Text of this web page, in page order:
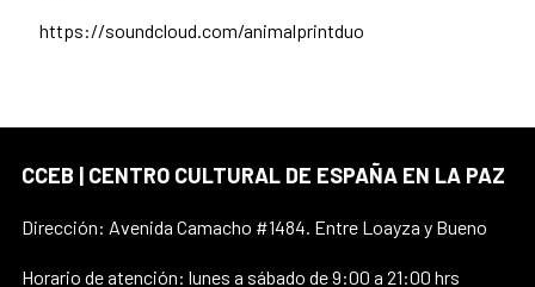
https://soundcloud.com/animalprintduo
CCEB | CENTRO CULTURAL DE ESPAÑA EN LA PAZ
Dirección: Avenida Camacho #1484. Entre Loayza y Bueno
Horario de atención: lunes a sábado de 9:00 a 21:00 hrs